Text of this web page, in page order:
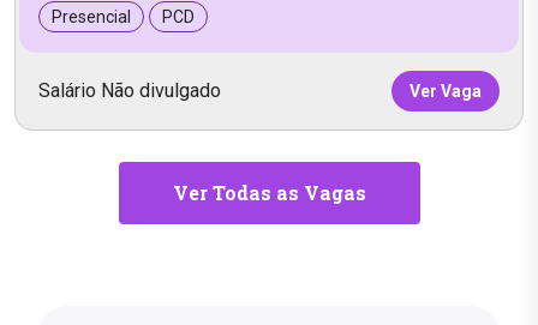
Presencial PCD
Salário Não divulgado Ver Vaga
Ver Todas as Vagas